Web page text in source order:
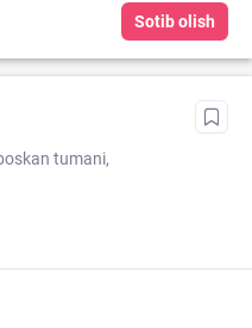
Sotib olish
tumani,